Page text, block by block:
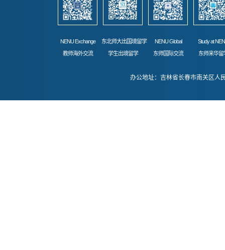
NENU Exchange
教师海外交流
东北师大出国境留学
学生出境留学
NENU Global
东师国际交流
Study at
东师来华留
办公地址：吉林省长春市南关区